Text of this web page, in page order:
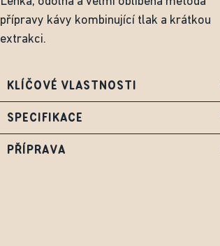
přípravy kávy kombinující tlak a krátkou
extrakci.
KLÍČOVÉ VLASTNOSTI
SPECIFIKACE
PŘÍPRAVA